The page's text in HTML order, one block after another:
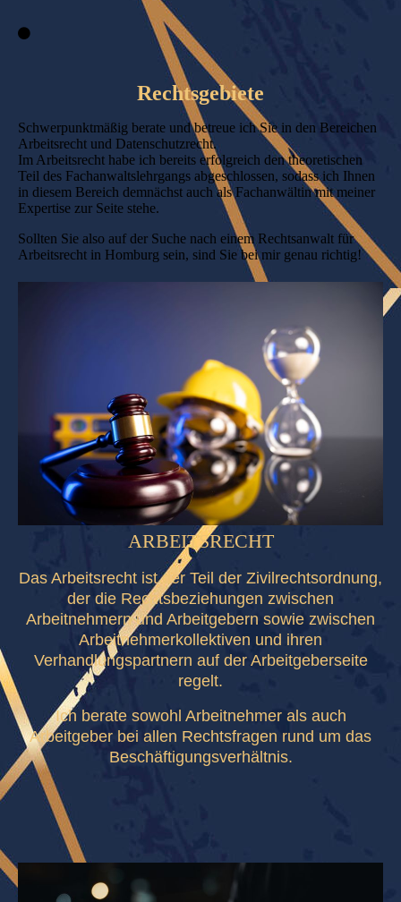
Rechtsgebiete
Schwerpunktmäßig berate und betreue ich Sie in den Bereichen
Arbeitsrecht und Datenschutzrecht.
Im Arbeitsrecht habe ich bereits erfolgreich den theoretischen
Teil des Fachanwaltslehrgangs abgeschlossen, sodass ich Ihnen
in diesem Bereich demnächst auch als Fachanwältin mit meiner
Expertise zur Seite stehe.
Sollten Sie also auf der Suche nach einem Rechtsanwalt für
Arbeitsrecht in Homburg sein, sind Sie bei mir genau richtig!
ARBEITSRECHT
Das Arbeitsrecht ist der Teil der Zivilrechtsordnung,
der die Rechtsbeziehungen zwischen
Arbeitnehmern und Arbeitgebern sowie zwischen
Arbeitnehmerkollektiven und ihren
Verhandlungspartnern auf der Arbeitgeberseite
regelt.
Ich berate sowohl Arbeitnehmer als auch
Arbeitgeber bei allen Rechtsfragen rund um das
Beschäftigungsverhältnis.